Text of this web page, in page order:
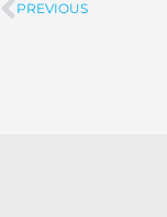
Prev
PREVIOUS